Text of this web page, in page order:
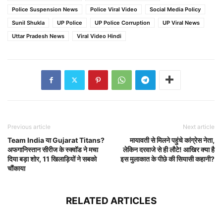
Police Suspension News
Police Viral Video
Social Media Policy
Sunil Shukla
UP Police UP Police Corruption
UP Viral News
Uttar Pradesh News
Viral Video Hindi
Previous article
Team India या Gujarat Titans?
अफगानिस्तान सीरीज के स्क्वॉड ने मचा
दिया बड़ा शोर, 11 खिलाड़ियों ने सबको
चौंकाया
Next article
मायावती से मिलने पहुंचे कांग्रेस नेता,
लेकिन दरवाजे से ही लौटे! आखिर क्या है
इस मुलाकात के पीछे की सियासी कहानी?
RELATED ARTICLES